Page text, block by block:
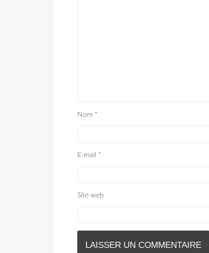
Nom *
E-mail *
Site web